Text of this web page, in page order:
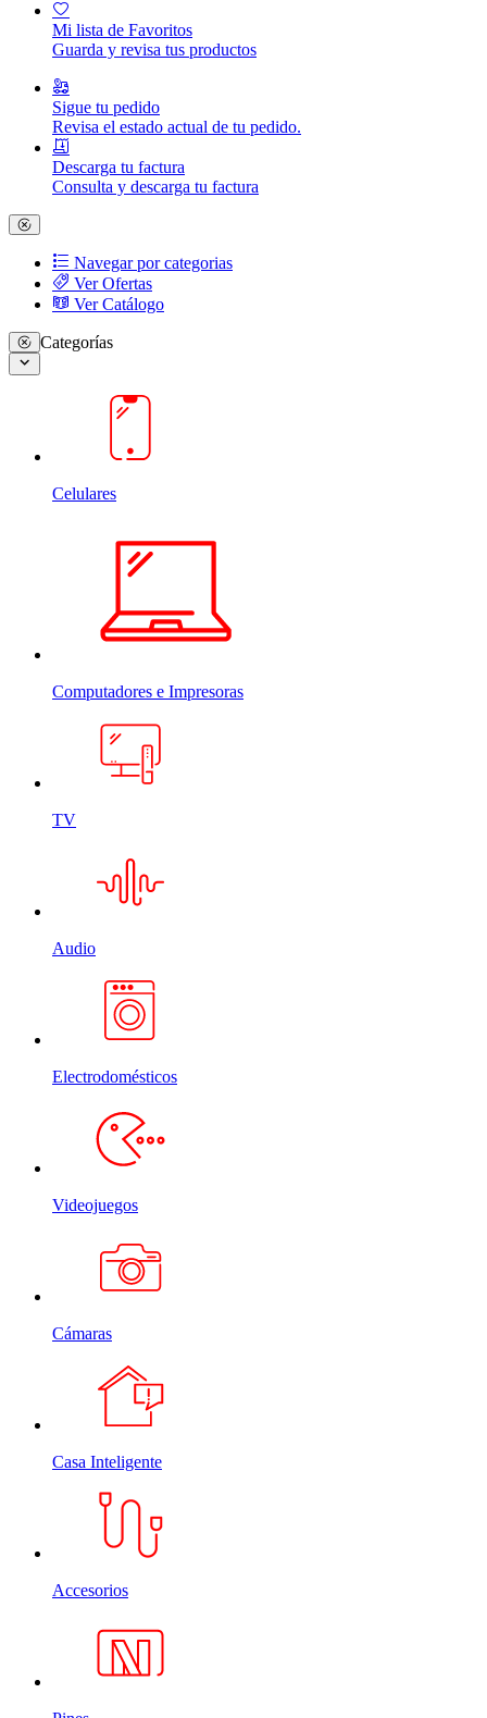
Mi lista de Favoritos
Guarda y revisa tus productos
Sigue tu pedido
Revisa el estado actual de tu pedido.
Descarga tu factura
Consulta y descarga tu factura
Navegar por categorias
Ver Ofertas
Ver Catálogo
Categorías
Celulares
Computadores e Impresoras
TV
Audio
Electrodomésticos
Videojuegos
Cámaras
Casa Inteligente
Accesorios